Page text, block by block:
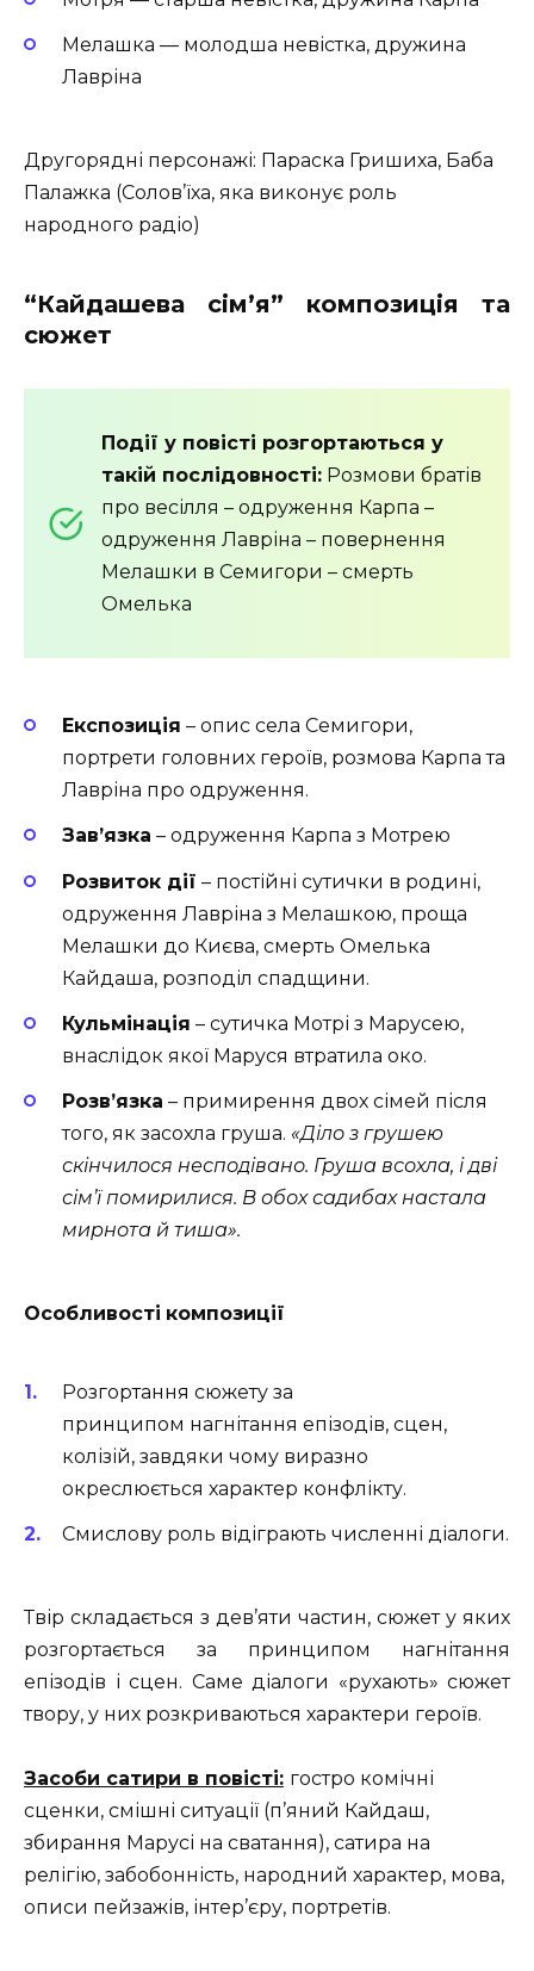
Мелашка — молодша невістка, дружина
Лавріна
Другорядні персонажі: Параска Гришиха, Баба
Палажка (Солов’їха, яка виконує роль
народного радіо)
“Кайдашева сiм’я” композиція та
сюжет
Події у повісті розгортаються у
такій послідовності: Розмови братів
про весілля – одруження Карпа –
одруження Лавріна – повернення
Мелашки в Семигори – смерть
Омелька
Експозиція – опис села Семигори,
портрети головних героїв, розмова Карпа та
Лавріна про одруження.
Зав’язка – одруження Карпа з Мотрею
Розвиток дії – постійні сутички в родині,
одруження Лавріна з Мелашкою, проща
Мелашки до Києва, смерть Омелька
Кайдаша, розподіл спадщини.
Кульмінація – сутичка Мотрі з Марусею,
внаслідок якої Маруся втратила око.
Розв’язка – примирення двох сімей після
того, як засохла груша. «Діло з грушею
скінчилося несподівано. Груша всохла, і дві
сім’ї помирилися. В обох садибах настала
мирнота й тиша».
Особливості композиції
Розгортання сюжету за
принципом нагнітання епізодів, сцен,
колізій, завдяки чому виразно
окреслюється характер конфлікту.
Смислову роль відіграють численні діалоги.
Твір складається з дев’яти частин, сюжет у яких
розгортається за принципом нагнітання
епізодів і сцен. Саме діалоги «рухають» сюжет
твору, у них розкриваються характери героїв.
Засоби сатири в повісті: гостро комічні
сценки, смішні ситуації (п’яний Кайдаш,
збирання Марусі на сватання), сатира на
релігію, забобонність, народний характер, мова,
описи пейзажів, інтер’єру, портретів.